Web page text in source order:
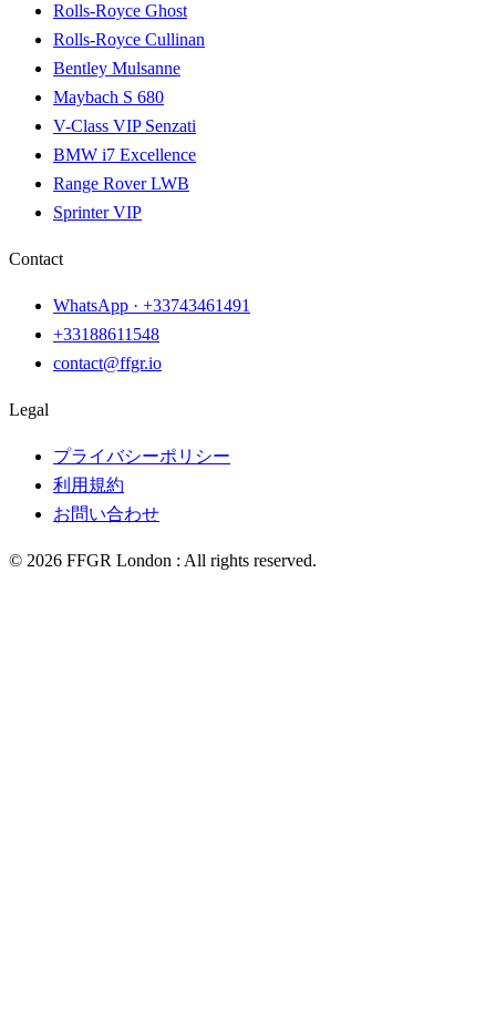
Rolls-Royce Ghost
Rolls-Royce Cullinan
Bentley Mulsanne
Maybach S 680
V-Class VIP Senzati
BMW i7 Excellence
Range Rover LWB
Sprinter VIP
Contact
WhatsApp · +33743461491
+33188611548
contact@ffgr.io
Legal
プライバシーポリシー
利用規約
お問い合わせ
© 2026 FFGR London : All rights reserved.